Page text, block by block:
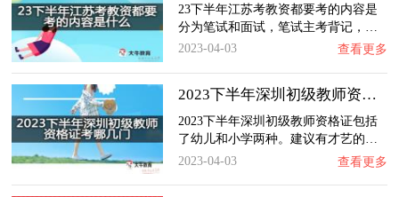
23下半年江苏考教资都要考的内容是
分为笔试和面试，笔试主考背记，…
2023-04-03
查看更多
2023下半年深圳初级教师资格证考哪几门？
2023下半年深圳初级教师资格证包括
了幼儿和小学两种。建议有才艺的…
2023-04-03
查看更多